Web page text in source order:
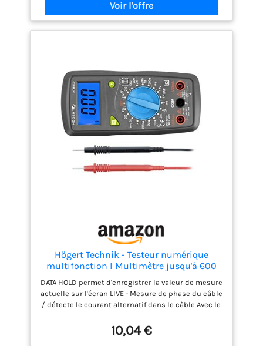
Mesure de tension CA : 40 V ~ 600 V ; Mesure de
courant CC : 40 mA ~ 10 A ; Mesure de résistance :
400 Ω ~ 40 MΩ ; Mesure de capacité : 4 000 nF ~
d'extinction automatique. Affichage à 4 chiffres,
maximum 4000 points. 【Sécurité】Double fusible
intégré. Protection contre les surcharges pour
toutes les gammes. Ecran LCD rétro-éclairé. Testeur
de continuité avec signal sonore. 【Service client】
KAIWEETS fournit un service de 36 mois et un
contacter si vous avez des inquiétudes.
Högert Technik - Testeur numérique
multifonction I Multimètre jusqu'à 600
caoutchouc I Ergonomique et compact I
Câble de mesure I HT1E602
DATA HOLD permet d'enregistrer la valeur de mesure
actuelle sur l'écran LIVE - Mesure de phase du câble
/ détecte le courant alternatif dans le câble Avec le
continue jusqu'à 600 V et la tension alternative
jusqu'à 600 V, le courant continu jusqu'à 10 A et la
10,04 €